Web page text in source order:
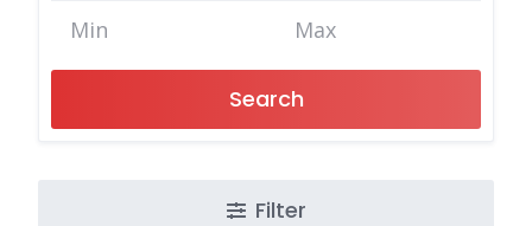
Search
Filter